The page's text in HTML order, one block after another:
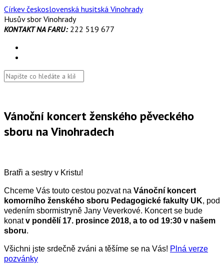
Skip
to
content
Církev československá husitská Vinohrady
Husův sbor Vinohrady
KONTAKT NA FARU:222 519 677
Vánoční koncert ženského pěveckého
sboru na Vinohradech
Bratři a sestry v Kristu!
Chceme Vás touto cestou pozvat na Vánoční koncert
komorního ženského sboru Pedagogické fakulty UK, pod
vedením sbormistryně Jany Veverkové. Koncert se bude
konatv pondělí 17. prosince 2018, a to od 19:30 v našem
sboru.
Všichni jste srdečně zváni a těšíme se na Vás! Plná verze
pozvánky